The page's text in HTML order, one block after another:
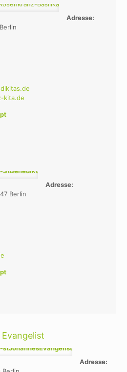
Adresse:
kita.de
Adresse:
Berlin
Adresse: